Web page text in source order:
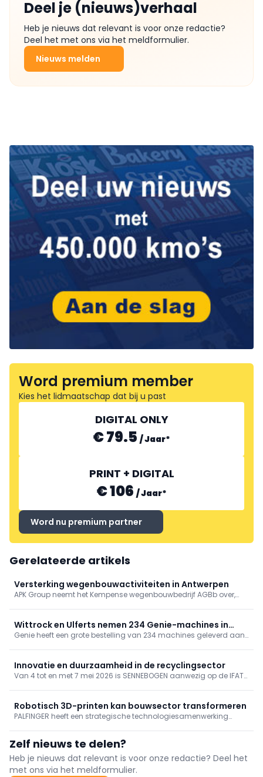
Deel je (nieuws)verhaal
Heb je nieuws dat relevant is voor onze redactie?
Deel het met ons via het meldformulier.
Nieuws melden
Word premium member
Kies het lidmaatschap dat bij u past
DIGITAL ONLY
€ 79.5 /Jaar*
PRINT + DIGITAL
€ 106 /Jaar*
Word nu premium partner
Gerelateerde artikels
Versterking wegenbouwactiviteiten in Antwerpen
APK Group neemt het Kempense wegenbouwbedrijf AGBb over,
15%.
Wittrock en Ulferts nemen 234 Genie-machines in
gebruik, incl. superboom
Genie heeft een grote bestelling van 234 machines geleverd aan
ZX‑135/70 “super boom”. Met deze levering rondt Genie een
grootschalig investeringsproject bij de betrokken bedrijven af.
Innovatie en duurzaamheid in de recyclingsector
Van 4 tot en met 7 mei 2026 is SENNEBOGEN aanwezig op de IFAT
Robotisch 3D-printen kan bouwsector transformeren
PALFINGER heeft een strategische technologiesamenwerking
Zelf nieuws te delen?
Heb je nieuws dat relevant is voor onze redactie? Deel het
met ons via het meldformulier.